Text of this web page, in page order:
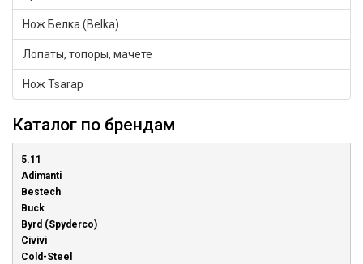
Нож Белка (Belka)
Лопаты, топоры, мачете
Нож Tsarap
Каталог по брендам
5.11
Adimanti
Bestech
Buck
Byrd (Spyderco)
Civivi
Cold-Steel